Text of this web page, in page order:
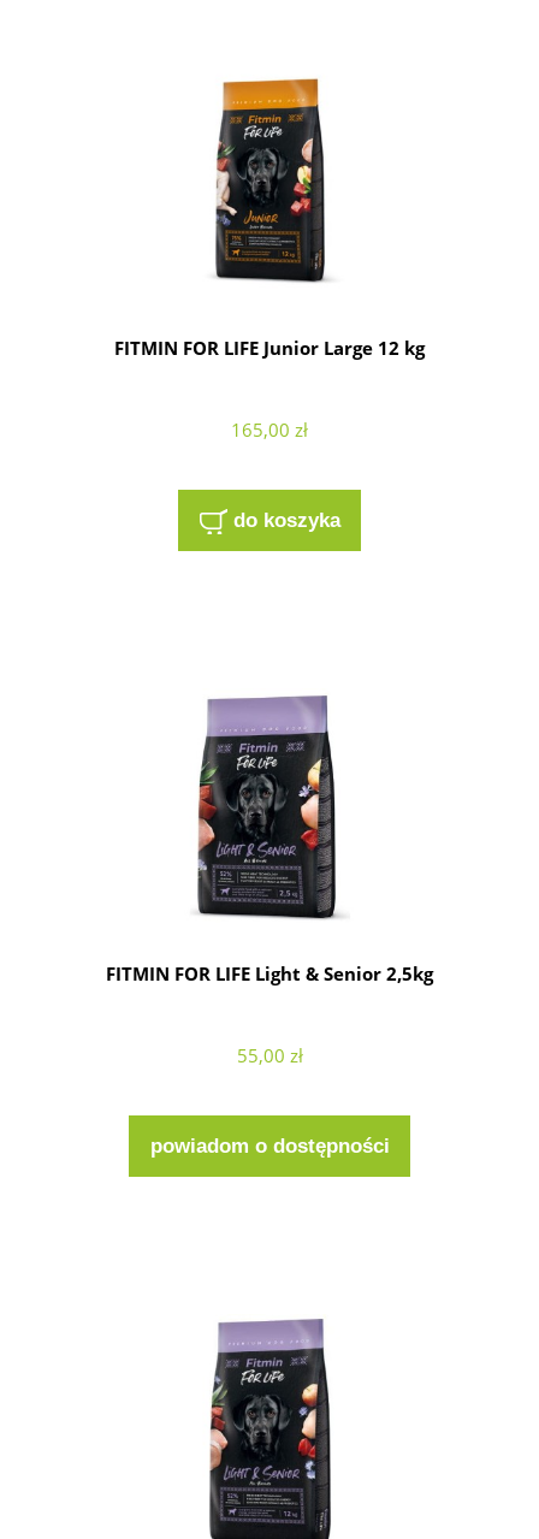
FITMIN FOR LIFE Junior Large 12 kg
165,00 zł
do koszyka
FITMIN FOR LIFE Light & Senior 2,5kg
55,00 zł
powiadom o dostępności